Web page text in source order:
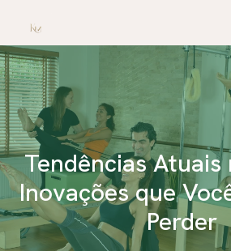
Tendências Atuais
Inovações que
Perder